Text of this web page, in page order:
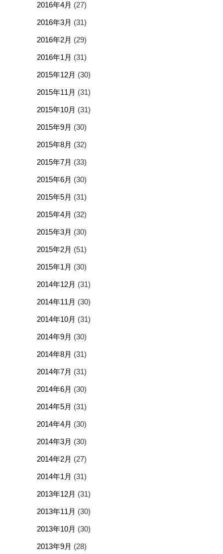
2016年4月 (27)
2016年3月 (31)
2016年2月 (29)
2016年1月 (31)
2015年12月 (30)
2015年11月 (31)
2015年10月 (31)
2015年9月 (30)
2015年8月 (32)
2015年7月 (33)
2015年6月 (30)
2015年5月 (31)
2015年4月 (32)
2015年3月 (30)
2015年2月 (51)
2015年1月 (30)
2014年12月 (31)
2014年11月 (30)
2014年10月 (31)
2014年9月 (30)
2014年8月 (31)
2014年7月 (31)
2014年6月 (30)
2014年5月 (31)
2014年4月 (30)
2014年3月 (30)
2014年2月 (27)
2014年1月 (31)
2013年12月 (31)
2013年11月 (30)
2013年10月 (30)
2013年9月 (28)